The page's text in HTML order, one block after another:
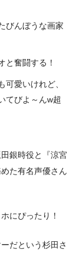
びんぼうな画家
と奮闘する！
愛いけれど、
てびよ～んw超
銀時役と『涼宮
た有名声優さん
にぴったり！
だという杉田さ